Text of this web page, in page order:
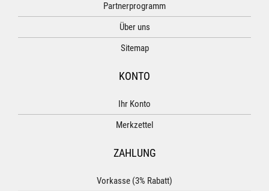
Partnerprogramm
Über uns
Sitemap
KONTO
Ihr Konto
Merkzettel
ZAHLUNG
Vorkasse (3% Rabatt)